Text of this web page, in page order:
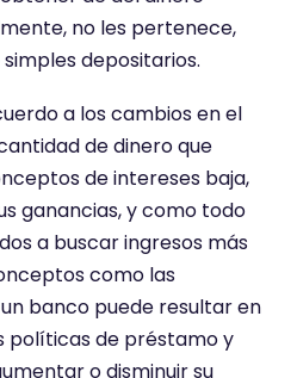
no les pertenece,
depositarios.
a los cambios en el
de dinero que
de intereses baja,
ganancias, y como todo
a buscar ingresos más
como las
banco puede resultar en
políticas de préstamo y
o disminuir su